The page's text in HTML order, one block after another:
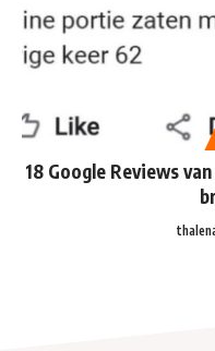
18 Google Reviews